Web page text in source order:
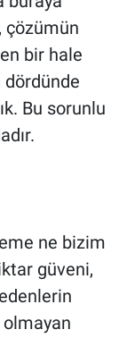
çözümün
bir hale
Bu sorunlu
ne bizim
güveni,